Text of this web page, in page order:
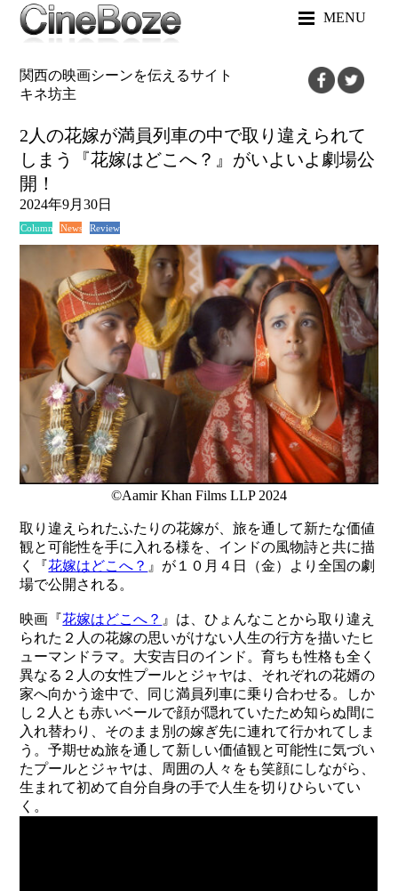
MENU
関西の映画シーンを伝えるサイト
キネ坊主
2人の花嫁が満員列車の中で取り違えられて
しまう『花嫁はどこへ？』がいよいよ劇場公
開！
2024年9月30日
Column News Review
©Aamir Khan Films LLP 2024
取り違えられたふたりの花嫁が、旅を通して新たな価値
観と可能性を手に入れる様を、インドの風物詩と共に描
く『花嫁はどこへ？ 』が１０月４日（金）より全国の劇
場で公開される。
映画『花嫁はどこへ？ 』は、ひょんなことから取り違え
られた２人の花嫁の思いがけない人生の行方を描いたヒ
ューマンドラマ。大安吉日のインド。育ちも性格も全く
異なる２人の女性プールとジャヤは、それぞれの花婿の
家へ向かう途中で、同じ満員列車に乗り合わせる。しか
し２人とも赤いベールで顔が隠れていたため知らぬ間に
入れ替わり、そのまま別の嫁ぎ先に連れて行かれてしま
う。予期せぬ旅を通して新しい価値観と可能性に気づい
たプールとジャヤは、周囲の人々をも笑顔にしながら、
生まれて初めて自分自身の手で人生を切りひらいてい
く。